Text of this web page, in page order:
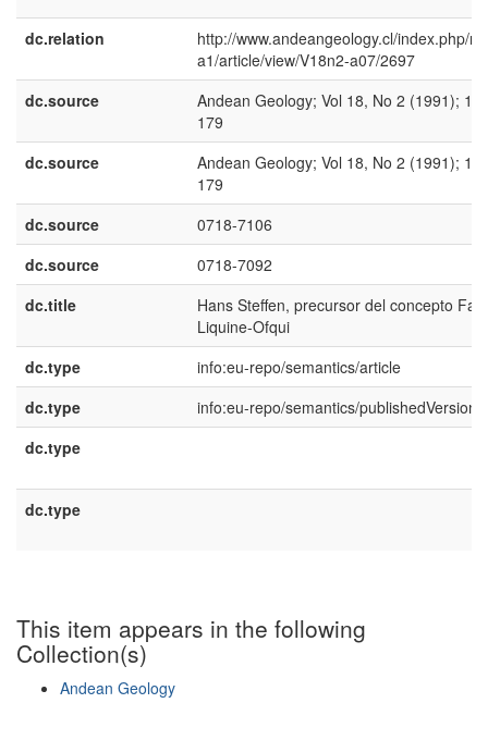
dc.relation
http://www.andeangeology.cl/index.php/
a1/article/view/V18n2-a07/2697
dc.source
Andean Geology; Vol 18, No 2 (1991);
179
dc.source
Andean Geology; Vol 18, No 2 (1991);
179
dc.source
0718-7106
dc.source
0718-7092
dc.title
Hans Steffen, precursor del concepto
Liquine-Ofqui
dc.type
info:eu-repo/semantics/article
dc.type
info:eu-repo/semantics/publishedVersion
dc.type
dc.type
This item appears in the following
Collection(s)
Andean Geology